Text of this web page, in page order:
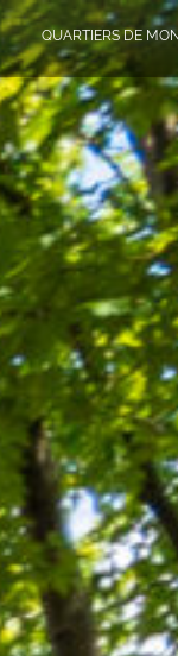
QUARTIERS DE